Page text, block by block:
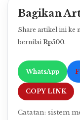
Bagikan
Share artikel ini ke
bernilaiRp500.
WhatsApp
COPY LINK
Catatan: sistem